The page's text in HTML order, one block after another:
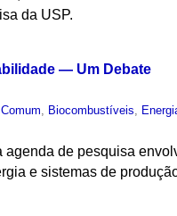
da USP.
— Um Debate
, Biocombustíveis,
agenda de pesquisa
e sistemas de